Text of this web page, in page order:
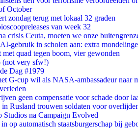
October
zondag terug met lokaal 32 graden
van week 32
crisis Ceuta, moeten we onze
gebruik in scholen aan: extra
quad tegen boom, vier gewonden
(not very sfw!)
Dag #1979
G-cup wil als NASA-ambassadeur naar
geen compensatie voor schade door
Rusland trouwen soldaten voor
Studios na Campaign Evolved
op automatisch staatsburgerschap bij